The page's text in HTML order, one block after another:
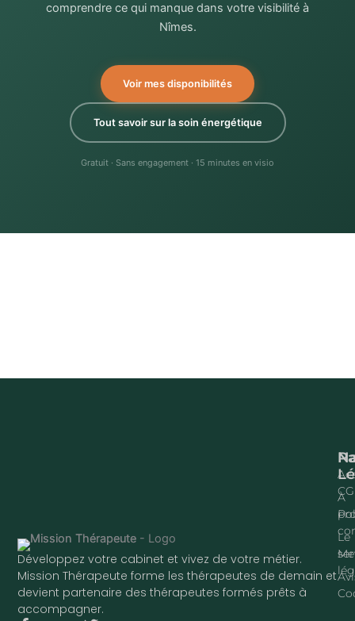
comprendre ce qui manque dans votre visibilité à
Nîmes.
Voir mes disponibilités
Tout savoir sur la soin énergétique
Gratuit · Sans engagement · 15 minutes en visio
Développez votre cabinet et vivez de votre métier.
Mission Thérapeute forme les thérapeutes de demain et
devient partenaire des thérapeutes formés prêts à
accompagner.
À
Le